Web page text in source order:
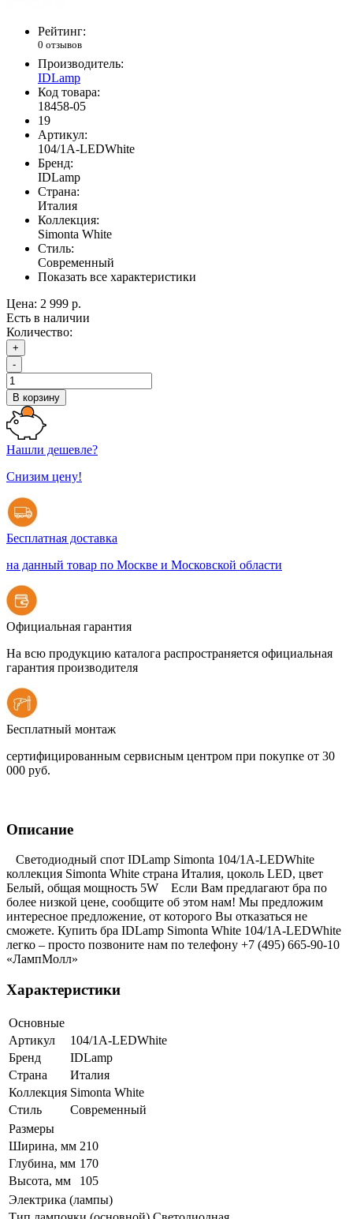
Рейтинг:
0 отзывов
Производитель:
IDLamp
Код товара:
18458-05
19
Артикул:
104/1A-LEDWhite
Бренд:
IDLamp
Страна:
Италия
Коллекция:
Simonta White
Стиль:
Современный
Показать все характеристики
Цена: 2 999 р.
Есть в наличии
Количество:
+
-
В корзину
Нашли дешевле?
Снизим цену!
Бесплатная доставка
на данный товар по Москве и Московской области
Официальная гарантия
На всю продукцию каталога распространяется официальная
гарантия производителя
Бесплатный монтаж
сертифицированным сервисным центром при покупке от 30
000 руб.
Описание
Светодиодный спот IDLamp Simonta 104/1A-LEDWhite
коллекция Simonta White страна Италия, цоколь LED, цвет
Белый, общая мощность 5W Если Вам предлагают бра по
более низкой цене, сообщите об этом нам! Мы предложим
интересное предложение, от которого Вы отказаться не
сможете. Купить бра IDLamp Simonta White 104/1A-LEDWhite
легко – просто позвоните нам по телефону +7 (495) 665-90-10
«ЛампМолл»
Характеристики
Основные
Артикул
104/1A-LEDWhite
Бренд
IDLamp
Страна
Италия
Коллекция Simonta White
Стиль
Современный
Размеры
Ширина, мм 210
Глубина, мм 170
Высота, мм
105
Электрика (лампы)